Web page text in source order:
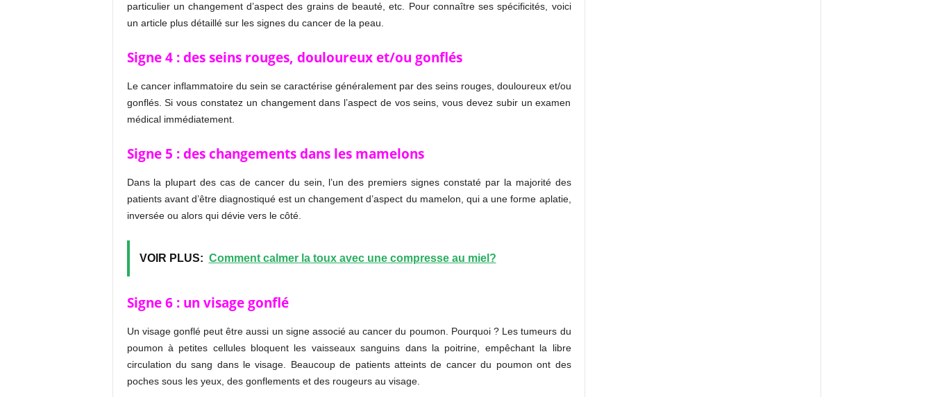
particulier un changement d’aspect des grains de beauté, etc. Pour connaître ses spécificités, voici
un article plus détaillé sur les signes du cancer de la peau.
Signe 4 : des seins rouges, douloureux et/ou gonflés
Le cancer inflammatoire du sein se caractérise généralement par des seins rouges, douloureux et/ou
gonflés. Si vous constatez un changement dans l’aspect de vos seins, vous devez subir un examen
médical immédiatement.
Signe 5 : des changements dans les mamelons
Dans la plupart des cas de cancer du sein, l’un des premiers signes constaté par la majorité des
patients avant d’être diagnostiqué est un changement d’aspect du mamelon, qui a une forme aplatie,
inversée ou alors qui dévie vers le côté.
VOIR PLUS: Comment calmer la toux avec une compresse au miel?
Signe 6 : un visage gonflé
Un visage gonflé peut être aussi un signe associé au cancer du poumon. Pourquoi ? Les tumeurs du
poumon à petites cellules bloquent les vaisseaux sanguins dans la poitrine, empêchant la libre
circulation du sang dans le visage. Beaucoup de patients atteints de cancer du poumon ont des
poches sous les yeux, des gonflements et des rougeurs au visage.